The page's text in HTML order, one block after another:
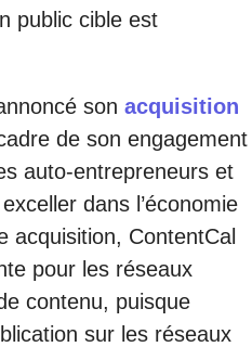
public cible est
son acquisition
de son engagement
auto-entrepreneurs et
dans l’économie
acquisition, ContentCal
pour les réseaux
contenu, puisque
sur les réseaux